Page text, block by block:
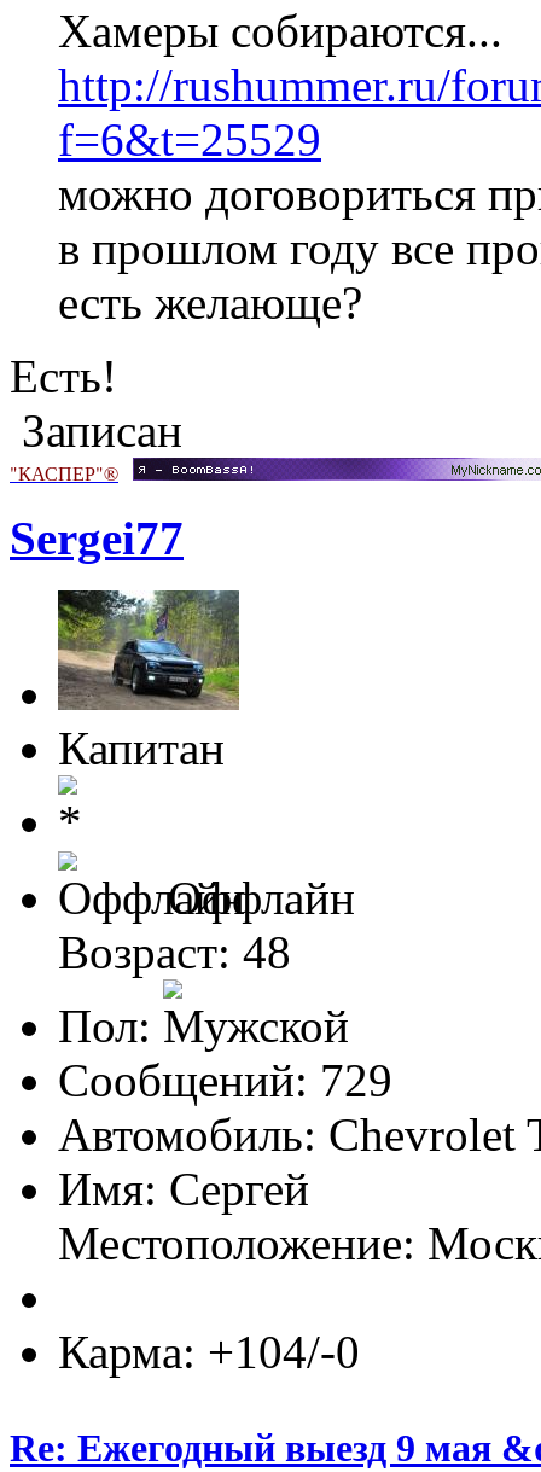
Хамеры собираются...
http://rushummer.ru/
f=6&t=25529
можно договориться
в прошлом году все
есть желающе?
Есть!
Записан
"КАСПЕР"®
Sergei77
Капитан
Оффлайн
Возраст: 48
Пол:
Сообщений: 729
Автомобиль: Chevrolet
Имя: Сергей
Местоположение:
Карма: +104/-0
Re: Ежегодный выезд 9 мая